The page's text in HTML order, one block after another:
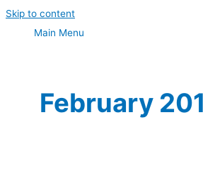
Skip to content
Main Menu
February